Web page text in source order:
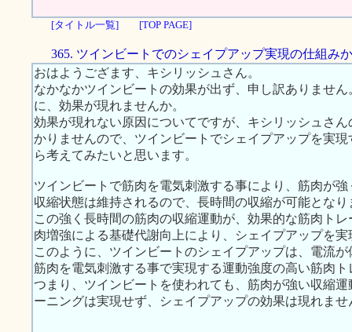
[タイトル一覧] [TOP PAGE]
365. ツインビートでのシェイプアップ実現の仕組み
おはようござます、キシリッシュさん。
なかなかツインビートの効果が出ず、申し訳ありませ
に、効果が現れませんか。
効果が現れない原因についてですが、キシリッシュさ
かりませんので、ツインビートでシェイプアップを実
ら考えてみたいと思います。
ツインビートで筋肉を電気刺激する事により、筋肉が
収縮状態は維持されるので、長時間の収縮が可能となり
この強く長時間の筋肉の収縮運動が、効果的な筋肉ト
肉増強による基礎代謝向上により、シェイプアップを実
このように、ツインビートのシェイプアップは、電流
筋肉を電気刺激する事で実現する運動強度の高い筋肉
つまり、ツインビートを使われても、筋肉が強い収縮
ーニングは実現せず、シェイプアップの効果は現れませ